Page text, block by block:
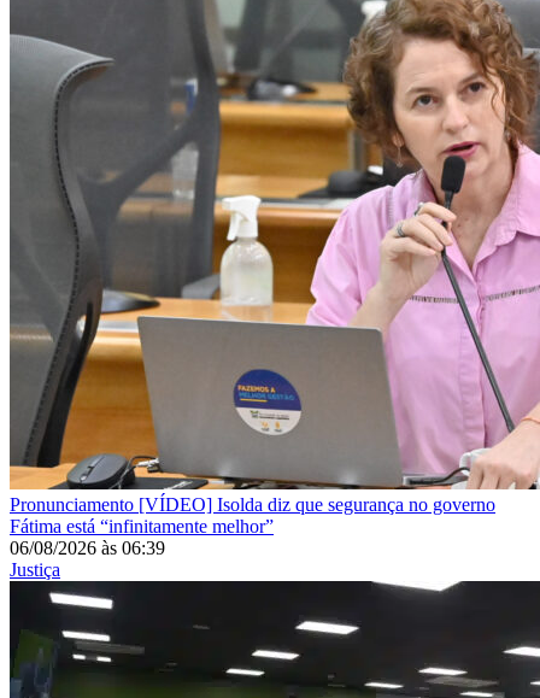
Pronunciamento [VÍDEO] Isolda diz que segurança no governo
Fátima está “infinitamente melhor”
06/08/2026 às 06:39
Justiça